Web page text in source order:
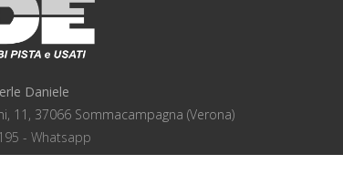
Daniele
11, 37066 Sommacampagna (Verona)
- Whatsapp